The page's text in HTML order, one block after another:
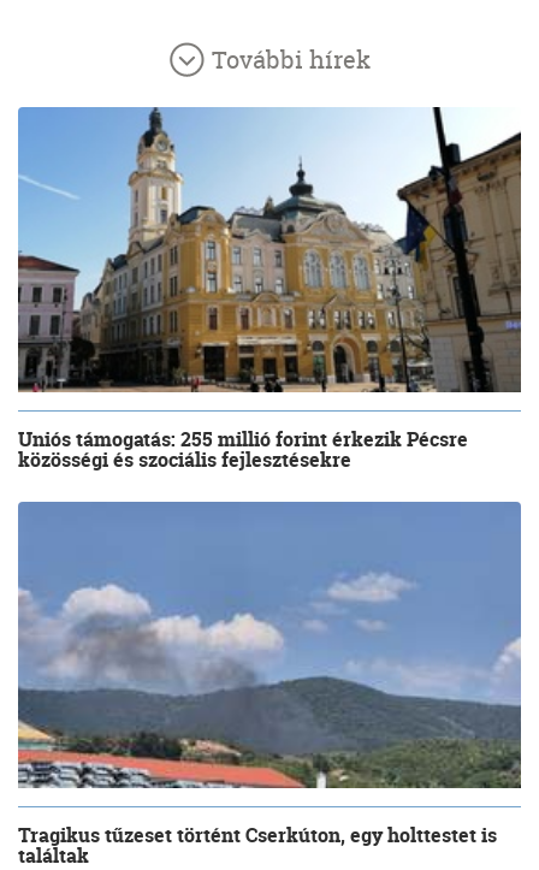
További hírek
Uniós támogatás: 255 millió forint érkezik Pécsre
közösségi és szociális fejlesztésekre
Tragikus tűzeset történt Cserkúton, egy holttestet is
találtak